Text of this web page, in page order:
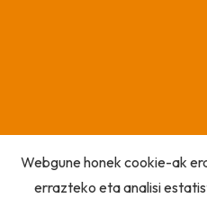
Webgune honek cookie-ak
errazteko eta analisi